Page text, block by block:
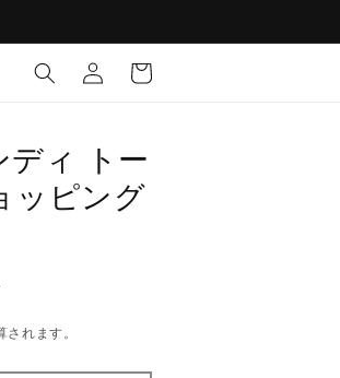
イ
カ
ー
ディ トー
ッピング
れます。